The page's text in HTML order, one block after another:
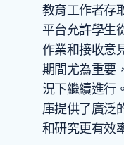
教育工作者存
平台允許學生
作業和接收意
期間尤為重要
況下繼續進行
庫提供了廣泛
和研究更有效